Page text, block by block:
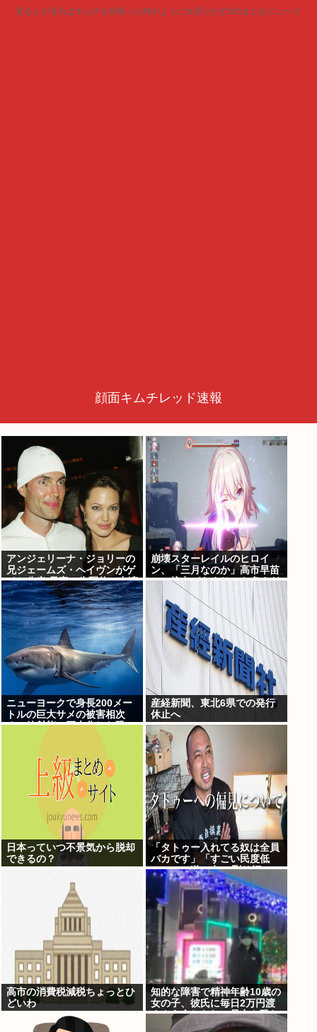
見る人が見ればキムチを頬張った時のように火照りだす5chまとめニュース
顔面キムチレッド速報
アンジェリーナ・ジョリーの
兄ジェームズ・ヘイヴンがゲ
イと公表 元妻の生配信に出演
しカミングアウト ヤフコメ
「顔見ればわかる」
崩壊スターレイルのヒロイ
ン、「三月なのか」高市早苗
との接点があまりにも多すぎ
る。もしかして早苗がモデ
ル？
ニューヨークで身長200メー
トルの巨大サメの被害相次
ぐ、放射能で巨大化した恐
産経新聞、東北6県での発行
休止へ
日本っていつ不景気から脱却
できるの？
「タトゥー入れてる奴は全員
バカです」「すごい民度低
い」この道23年の彫り師
YouTuberの動画が話題
高市の消費税減税ちょっとひ
どいわ
知的な障害で精神年齢10歳の
女の子、彼氏に毎日2万円渡
すよう命じられ、暴力を恐れ
連日売春。客の82歳を殺害し